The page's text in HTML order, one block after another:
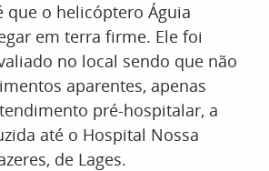
que o helicóptero Águia
em terra firme. Ele foi
no local sendo que não
aparentes, apenas
pré-hospitalar, a
até o Hospital Nossa
de Lages.